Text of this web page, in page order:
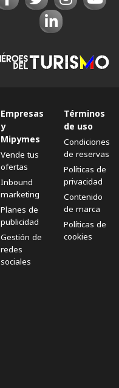
Empresas
y
Mipymes
Vende tus
ofertas
Inbound
marketing
Planes de
publicidad
Gestión de
redes
sociales
Términos
de uso
Condiciones
de reservas
Políticas de
privacidad
Contenido
de marca
Políticas de
cookies